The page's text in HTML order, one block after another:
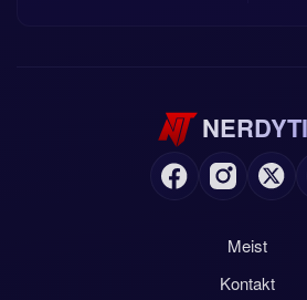
Meist
Kontakt